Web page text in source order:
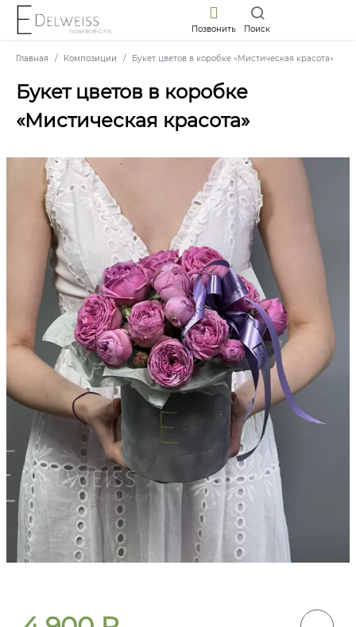
Позвонить Поиск
Главная Композиции Букет цветов в коробке «Мистическая красота»
Букет цветов в коробке
«Мистическая красота»